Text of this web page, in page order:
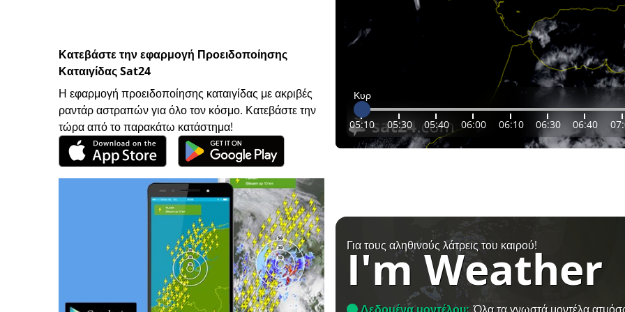
Κατεβάστε την εφαρμογή Προειδοποίησης
Καταιγίδας Sat24
Η εφαρμογή προειδοποίησης καταιγίδας με ακριβές
ραντάρ αστραπών για όλο τον κόσμο. Κατεβάστε την
τώρα από το παρακάτω κατάστημα!
Κυρ
05:10 05:30 05:40 06:00 06:10 06:30 06:40
Για τους αληθινούς λάτρεις του καιρού!
I'm Weather
Δεδομένα μοντέλου: Όλα τα γνωστά μοντέλα